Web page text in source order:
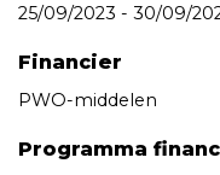
25/09/2023 - 30/09/
Financier
PWO-middelen
Programma